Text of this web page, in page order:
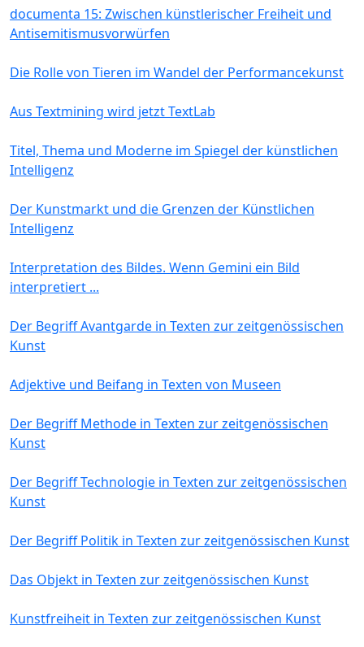
documenta 15: Zwischen künstlerischer Freiheit und
Antisemitismusvorwürfen
Die Rolle von Tieren im Wandel der Performancekunst
Aus Textmining wird jetzt TextLab
Titel, Thema und Moderne im Spiegel der künstlichen
Intelligenz
Der Kunstmarkt und die Grenzen der Künstlichen
Intelligenz
Interpretation des Bildes. Wenn Gemini ein Bild
interpretiert ...
Der Begriff Avantgarde in Texten zur zeitgenössischen
Kunst
Adjektive und Beifang in Texten von Museen
Der Begriff Methode in Texten zur zeitgenössischen
Kunst
Der Begriff Technologie in Texten zur zeitgenössischen
Kunst
Der Begriff Politik in Texten zur zeitgenössischen Kunst
Das Objekt in Texten zur zeitgenössischen Kunst
Kunstfreiheit in Texten zur zeitgenössischen Kunst